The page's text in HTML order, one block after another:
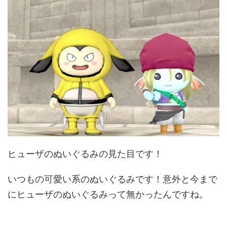
ヒューザのぬいぐるみの見た目です！
いつもの可愛い系のぬいぐるみです！意外と今まで
にヒューザのぬいぐるみって無かったんですね。